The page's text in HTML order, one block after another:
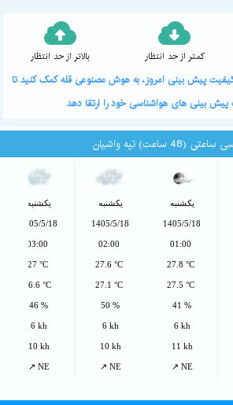
بالاتر از حد انتظار کمتر از حد انتظار
کیفیت پیش بینی امروز، به هوش مصنوعی قله کمک کنید تا
بینی های هواشناسی خود را ارتقا دهد
(48 ساعت) تپه واشیان
یکشنبه
1405/5/18
01:00
27.8 °C
27.5 °C
41 %
6 kh
11 kh
↗ NE
یکشنبه
1405/5/18
02:00
27.6 °C
27.1 °C
50 %
6 kh
10 kh
↗ NE
یکشنبه
1405/5/18
03:00
27 °C
26.6 °C
46 %
6 kh
10 kh
↗ NE